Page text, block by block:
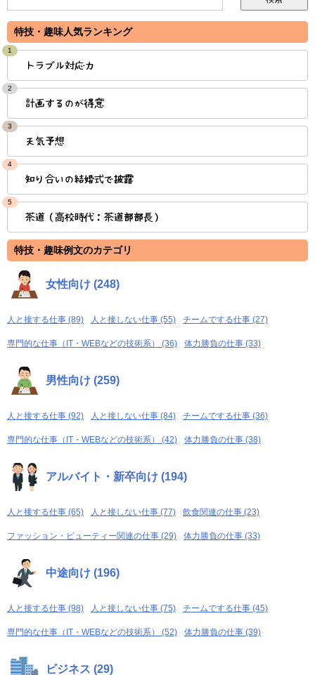
特技・趣味人気ランキング
1
トラブル対応力
2
計画するのが得意
3
天気予想
4
知り合いの結婚式で披露
5
茶道（高校時代：茶道部部長）
特技・趣味例文のカテゴリ
女性向け (248)
人と接する仕事 (89) 人と接しない仕事 (55) チームでする仕事 (27)
専門的な仕事（IT・WEBなどの技術系） (36) 体力勝負の仕事 (33)
男性向け (259)
人と接する仕事 (92) 人と接しない仕事 (84) チームでする仕事 (36)
専門的な仕事（IT・WEBなどの技術系） (42) 体力勝負の仕事 (38)
アルバイト・新卒向け (194)
人と接する仕事 (65) 人と接しない仕事 (77) 飲食関連の仕事 (23)
ファッション・ビューティー関連の仕事 (29) 体力勝負の仕事 (33)
中途向け (196)
人と接する仕事 (98) 人と接しない仕事 (75) チームでする仕事 (45)
専門的な仕事（IT・WEBなどの技術系） (52) 体力勝負の仕事 (39)
ビジネス (29)